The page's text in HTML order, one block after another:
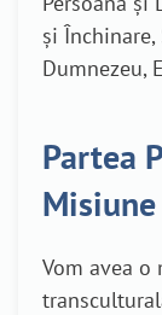
și
Dumnezeu,
Partea
Misiune
Vom avea